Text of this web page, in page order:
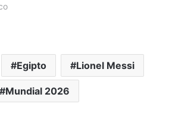
Egipto Lionel Messi
Mundial 2026